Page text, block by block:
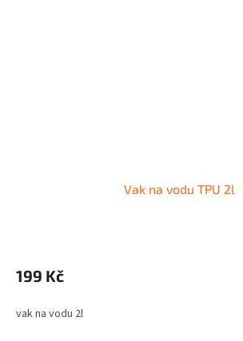
Vak na vodu TPU 2l
199 Kč
vak na vodu 2l